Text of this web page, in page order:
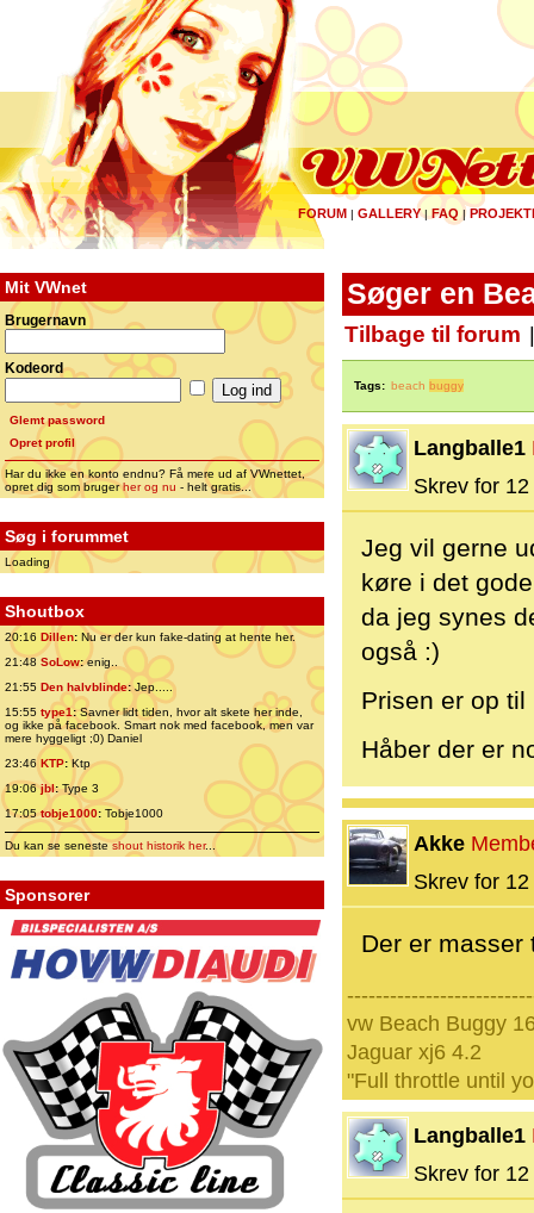
FORUM | GALLERY|FAQ |
Mit VWnet
Brugernavn
Kodeord
Glemt password
Opret profil
Har du ikke en konto endnu? Få mere ud af VWnettet,
opret dig som brugerher og nu - helt gratis...
Søg i forummet
Loading
Shoutbox
20:16 Dillen: Nu er der kun fake-dating at hente her.
21:48 SoLow:enig..
21:55 Den halvblinde:Jep.....
15:55 type1:Savner lidt tiden, hvor alt skete her inde,
og ikke på facebook. Smart nok med facebook, men var
mere hyggeligt ;0) Daniel
23:46 KTP:Ktp
19:06jbl:Type 3
17:05tobje1000: Tobje1000
Du kan se senesteshout historik her...
Sponsorer
Søger en
Tilbage til forum
Tags: beach buggy
Langballe1
Skrev for
Jeg vil gerne
køre i det
da jeg synes
også :)
Prisen er op
Håber der er
Akke
Skrev for
Der er masser
vw Beach Buggy
Jaguar xj6 4.2
"Full throttle until
Langballe1
Skrev for